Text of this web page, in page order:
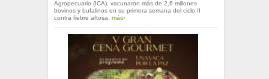
Agropecuario (ICA), vacunaron más de 2,6 millones
bovinos y bufalinos en su primera semana del ciclo II
contra fiebre aftosa. más›